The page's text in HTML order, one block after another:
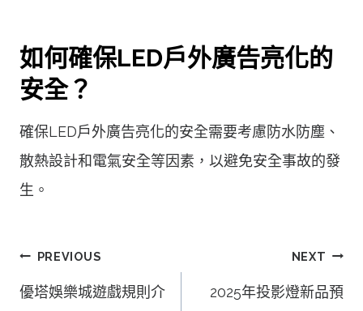
如何確保LED戶外廣告亮化的
安全？
確保LED戶外廣告亮化的安全需要考慮防水防塵、
散熱設計和電氣安全等因素，以避免安全事故的發
生。
文
章
PREVIOUS
優塔娛樂城遊戲規則介
NEXT
2025年投影燈新品預